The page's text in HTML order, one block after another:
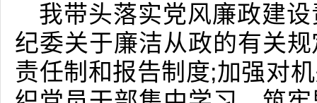
我带头落实党风廉政建
纪委关于廉洁从政的有关
责任制和报告制度;加强对